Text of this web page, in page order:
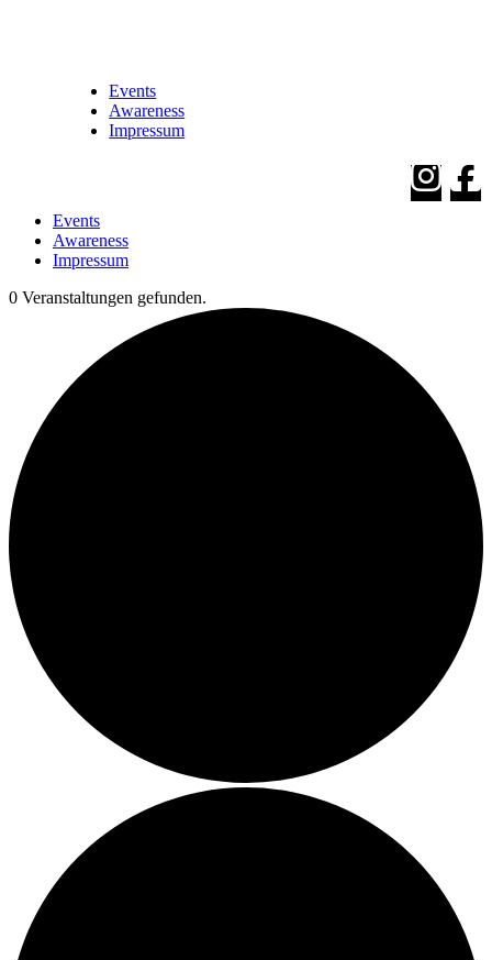
Events
Awareness
Impressum
Events
Awareness
Impressum
0 Veranstaltungen gefunden.